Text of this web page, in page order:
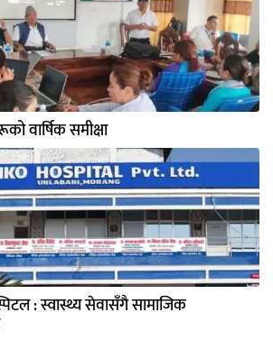
वार्षिक समीक्षा
: स्वास्थ्य सेवासँगै सामाजिक